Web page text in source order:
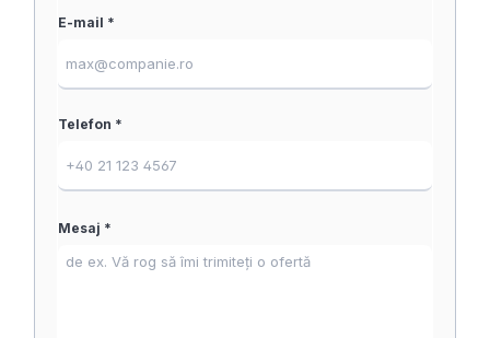
E-mail *
Telefon *
Mesaj *